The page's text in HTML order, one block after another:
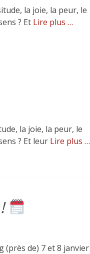
la joie, la peur, le
? Et Lire plus …
la joie, la peur, le
? Et leur Lire plus …
(près de) 7 et 8 janvier